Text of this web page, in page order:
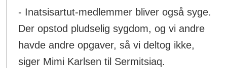
- Inatsisartut-medlemmer bliver også syge.
Der opstod pludselig sygdom, og vi andre
havde andre opgaver, så vi deltog ikke,
siger Mimi Karlsen til Sermitsiaq.